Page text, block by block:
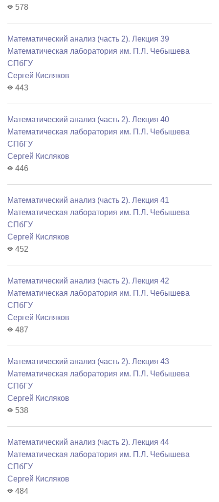
578
Математический анализ (часть 2). Лекция 39
Математичеcкая лаборатория им. П.Л. Чебышева
СПбГУ
Сергей Кисляков
443
Математический анализ (часть 2). Лекция 40
Математичеcкая лаборатория им. П.Л. Чебышева
СПбГУ
Сергей Кисляков
446
Математический анализ (часть 2). Лекция 41
Математичеcкая лаборатория им. П.Л. Чебышева
СПбГУ
Сергей Кисляков
452
Математический анализ (часть 2). Лекция 42
Математичеcкая лаборатория им. П.Л. Чебышева
СПбГУ
Сергей Кисляков
487
Математический анализ (часть 2). Лекция 43
Математичеcкая лаборатория им. П.Л. Чебышева
СПбГУ
Сергей Кисляков
538
Математический анализ (часть 2). Лекция 44
Математичеcкая лаборатория им. П.Л. Чебышева
СПбГУ
Сергей Кисляков
484